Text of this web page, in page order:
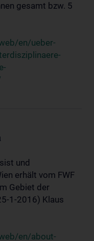
gesamt bzw. 5
en/ueber-
und
erhält vom FWF
Gebiet der
1-2016) Klaus
en/about-